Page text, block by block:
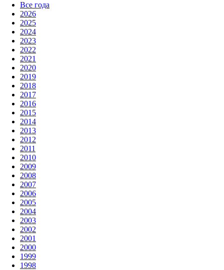
Все года
2026
2025
2024
2023
2022
2021
2020
2019
2018
2017
2016
2015
2014
2013
2012
2011
2010
2009
2008
2007
2006
2005
2004
2003
2002
2001
2000
1999
1998